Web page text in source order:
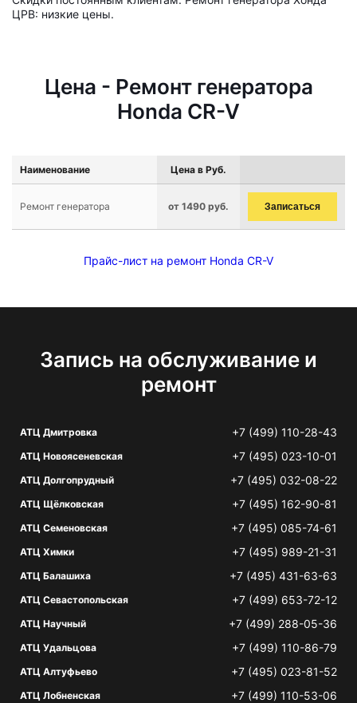
ЦРВ: низкие цены.
Цена - Ремонт генератора
Honda CR-V
Наименование Цена в Руб.
Ремонт генератора от 1490 руб. Записаться
Прайс-лист на ремонт Honda CR-V
Запись на обслуживание и
ремонт
АТЦ Дмитровка +7 (499) 110-28-43
АТЦ Новоясеневская +7 (495) 023-10-01
АТЦ Долгопрудный +7 (495) 032-08-22
АТЦ Щёлковская +7 (495) 162-90-81
АТЦ Семеновская +7 (495) 085-74-61
АТЦ Химки +7 (495) 989-21-31
АТЦ Балашиха +7 (495) 431-63-63
АТЦ Севастопольская +7 (499) 653-72-12
АТЦ Научный +7 (499) 288-05-36
АТЦ Удальцова +7 (499) 110-86-79
АТЦ Алтуфьево +7 (495) 023-81-52
АТЦ Лобненская +7 (499) 110-53-06